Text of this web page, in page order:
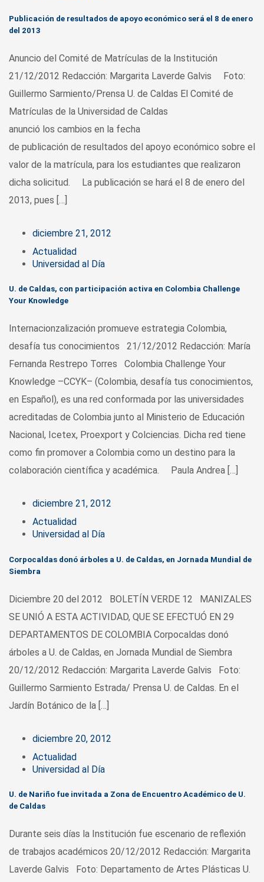
Publicación de resultados de apoyo económico será el 8 de enero
del 2013
Anuncio del Comité de Matrículas de la Institución
21/12/2012 Redacción: Margarita Laverde Galvis Foto:
Guillermo Sarmiento/Prensa U. de Caldas El Comité de
Matrículas de la Universidad de Caldas
anunció los cambios en la fecha
de publicación de resultados del apoyo económico sobre el
valor de la matrícula, para los estudiantes que realizaron
dicha solicitud. La publicación se hará el 8 de enero del
2013, pues […]
diciembre 21, 2012
Actualidad
Universidad al Día
U. de Caldas, con participación activa en Colombia Challenge
Your Knowledge
Internacionzalización promueve estrategia Colombia,
desafía tus conocimientos 21/12/2012 Redacción: María
Fernanda Restrepo Torres Colombia Challenge Your
Knowledge –CCYK– (Colombia, desafía tus conocimientos,
en Español), es una red conformada por las universidades
acreditadas de Colombia junto al Ministerio de Educación
Nacional, Icetex, Proexport y Colciencias. Dicha red tiene
como fin promover a Colombia como un destino para la
colaboración científica y académica. Paula Andrea […]
diciembre 21, 2012
Actualidad
Universidad al Día
Corpocaldas donó árboles a U. de Caldas, en Jornada Mundial de
Siembra
Diciembre 20 del 2012 BOLETÍN VERDE 12 MANIZALES
SE UNIÓ A ESTA ACTIVIDAD, QUE SE EFECTUÓ EN 29
DEPARTAMENTOS DE COLOMBIA Corpocaldas donó
árboles a U. de Caldas, en Jornada Mundial de Siembra
20/12/2012 Redacción: Margarita Laverde Galvis Foto:
Guillermo Sarmiento Estrada/ Prensa U. de Caldas. En el
Jardín Botánico de la […]
diciembre 20, 2012
Actualidad
Universidad al Día
U. de Nariño fue invitada a Zona de Encuentro Académico de U.
de Caldas
Durante seis días la Institución fue escenario de reflexión
de trabajos académicos 20/12/2012 Redacción: Margarita
Laverde Galvis Foto: Departamento de Artes Plásticas U.